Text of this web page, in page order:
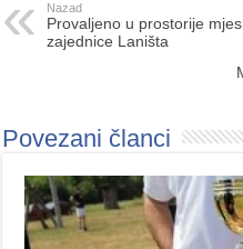
Nazad
Provaljeno u prostorije
zajednice Laništa
Povezani članci